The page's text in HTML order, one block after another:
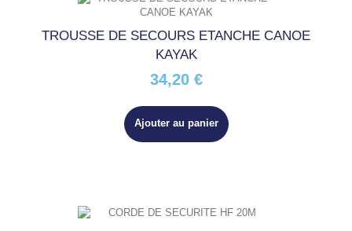
TROUSSE DE SECOURS ETANCHE CANOE
KAYAK
34,20 €
Ajouter au panier